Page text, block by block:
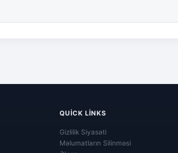
QUICK LINKS
Gizlilik Siyasəti
Məlumatların Silinməsi